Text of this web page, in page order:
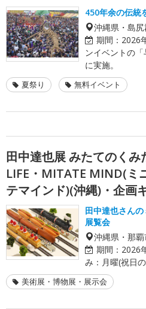
450年余の伝統
沖縄県・島
期間： 2026
ンイベントの「
に実施。
夏祭り 無料イベント
田中達也展 みたてのく
LIFE・MITATE MIND(ミ
テマインド)(沖縄)・企画
田中達也さん
展覧会
沖縄県・那覇
期間： 2026
み：月曜(祝日
美術展・博物展・展示会